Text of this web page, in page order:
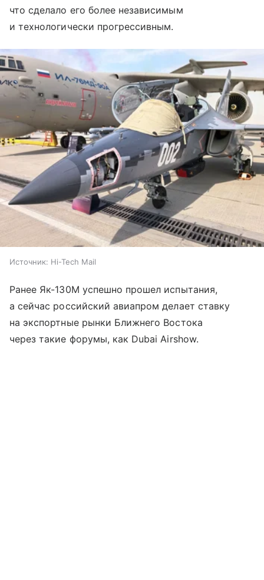
что сделало его более независимым
и технологически прогрессивным.
Источник: Hi-Tech Mail
Ранее Як-130М успешно прошел испытания,
а сейчас российский авиапром делает ставку
на экспортные рынки Ближнего Востока
через такие форумы, как Dubai Airshow.